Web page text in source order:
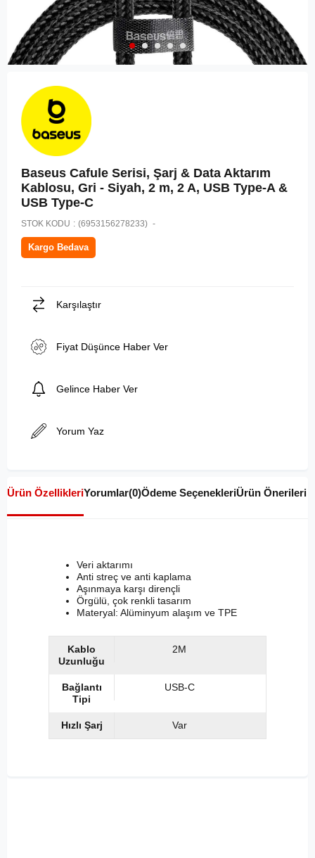
Baseus Cafule Serisi, Şarj & Data Aktarım
Kablosu, Gri - Siyah, 2 m, 2 A, USB Type-A &
USB Type-C
STOK KODU (6953156278233)
Kargo Bedava
Karşılaştır
Fiyat Düşünce Haber Ver
Gelince Haber Ver
Yorum Yaz
Ürün ÖzellikleriYorumlar(0)Ödeme SeçenekleriÜrün Önerileri
Veri aktarımı
Anti streç ve anti kaplama
Aşınmaya karşı dirençli
Örgülü, çok renkli tasarım
Materyal: Alüminyum alaşım ve TPE
Kablo
Uzunluğu
2M
Bağlantı
Tipi
USB-C
Hızlı Şarj Var